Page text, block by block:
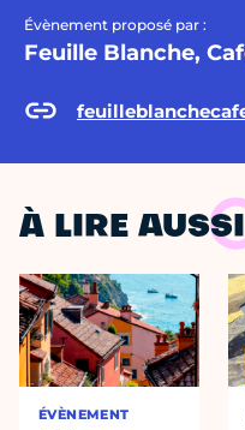
Évènement proposé par :
Feuille Blanche,
À LIRE AUSSI
ÉVÈNEMENT